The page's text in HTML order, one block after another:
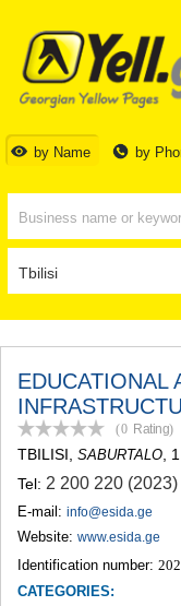
by Name by
TBILISI
TBILISI
ABKHAZIA
GALI
BATUMI
KOBULETI
SHUAKHEVI
CHAKVI
OZURGETI
CHOKHATAURI
UREKI
IMERETI
BAGHDATI
VANI
ZESTAPONI
TERJOLA
SAMTREDIA
TKIBULI
KUTAISI
EDUCATIONAL
(0 Rating)
TBILISI SABURTALO ,
Tel: 2 200 220 (2023)
E-mail: info@esida.ge
Website: www.esida.ge
Identification number:
CATEGORIES: